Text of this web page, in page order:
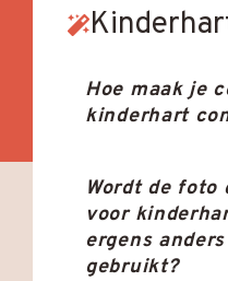
Hoe maak je
kinderhart
Wordt de
voor
ergens
gebruikt?